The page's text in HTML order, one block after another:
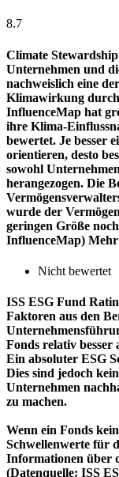
8.7
Climate Stewardship
Unternehmen und
nachweislich eine
Klimawirkung
InfluenceMap hat
ihre Klima-
bewertet. Je besser
orientieren, desto
sowohl
herangezogen. Die
wurde der
geringen Größe
InfluenceMap)
Nicht bewertet
ISS ESG Fund
Faktoren aus den
Fonds relativ besser
Ein absoluter ESG
Dies sind jedoch
Unternehmen
zu machen.
Wenn ein Fonds
Schwellenwerte für
Informationen über
(Datenquelle: ISS